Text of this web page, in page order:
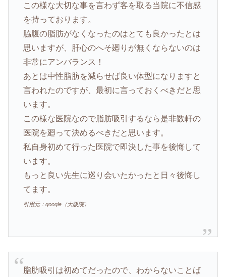
この様な大切な事を言わず客を取る当院に不信感
を持っております。
脇腹の脂肪がなくなったのはとても良かったとは
思いますが、肝心のへそ廻りが無くならないのは
非常にアンバランス！
あとは中性脂肪を減らせば良い体型になりますと
言われたのですが、最初に言っておくべきだと思
います。
この様な医院なので脂肪吸引するなら是非数軒の
医院を廻って決めるべきだと思います。
私自身初めて行った医院で即決した事を後悔して
います。
もっと良い先生に巡り会いたかったと日々後悔し
てます。
引用元：google（大阪院）
脂肪吸引は初めてだったので、わからないことば